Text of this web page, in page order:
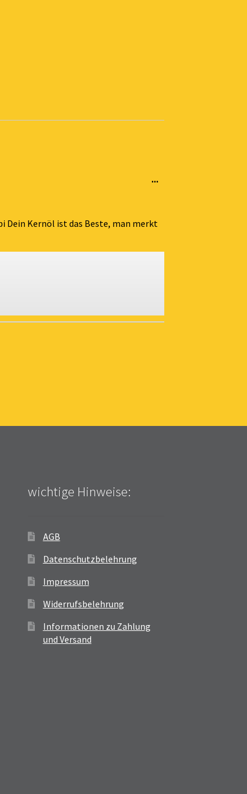
Dein Kernöl ist das Beste, man merkt
...Diese
wichtige Hinweise:
AGB
Datenschutzbelehrung
Impressum
Widerrufsbelehrung
Informationen zu Zahlung
und Versand